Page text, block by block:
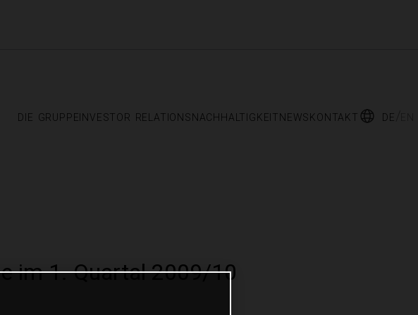
die gruppeinvestor relationsnachhaltigkeitnewskontakt de
im 1. Quartal 2009/10